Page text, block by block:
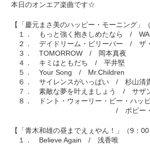
本日のオンエア楽曲です☆
【「慶元まさ美のハッピー・モーニング」
１． もっと強く抱きしめたなら /
２． デイドリーム・ビリーバー / ザ
３． TOMORROW / 岡本真夜
４． キミはともだち / 平井堅
５． Your Song / Mr.Children
６． サイレンスがいっぱい / 杉山清貴
７． 素敵な夢を叶えましょう / サザ
８． ドント・ウォーリー・ビー・ハッ
/ ボビー・マクフ
【「青木和雄の昼までえぇやん！」（9：00
１． Believe Again / 浅香唯